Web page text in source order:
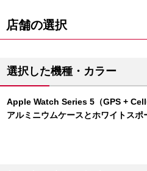
店舗の選択
選択した機種・カラー
Apple Watch Series 5（GPS +
アルミニウムケースとホワイトスポ